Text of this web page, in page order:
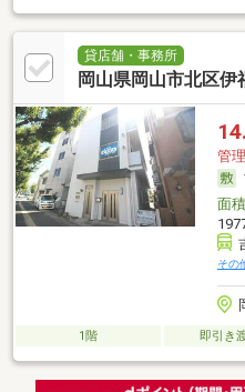
貸店舗・事務所
岡山県岡山市北区伊
管
面積
その
1階 即引き